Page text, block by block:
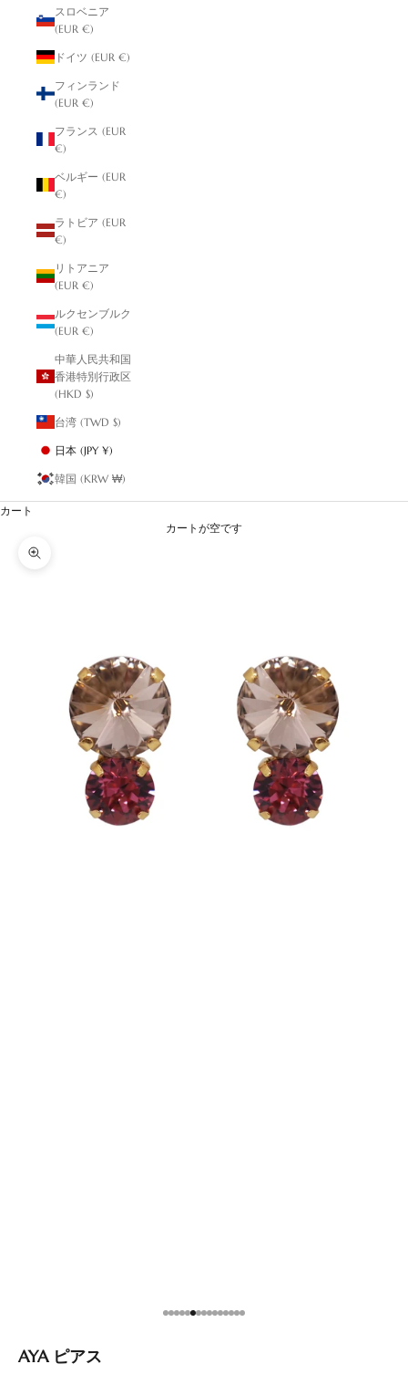
スロベニア
(EUR €)
ドイツ (EUR €)
フィンランド
(EUR €)
フランス (EUR
€)
ベルギー (EUR
€)
ラトビア (EUR
€)
リトアニア
(EUR €)
ルクセンブルク
(EUR €)
中華人民共和国
香港特別行政区
(HKD $)
台湾 (TWD $)
日本 (JPY ¥)
韓国 (KRW ₩)
カート
カートが空です
ズームイン
項目に移動する 1
項目に移動する 2
項目に移動する 3
項目に移動する 4
項目に移動する 5
項目に移動する 6
項目に移動する 7
項目に移動する 8
項目に移動する 9
項目に移動する 10
項目に移動する 11
項目に移動する 12
項目に移動する 13
項目に移動する 14
項目に移動する 15
AYA ピアス